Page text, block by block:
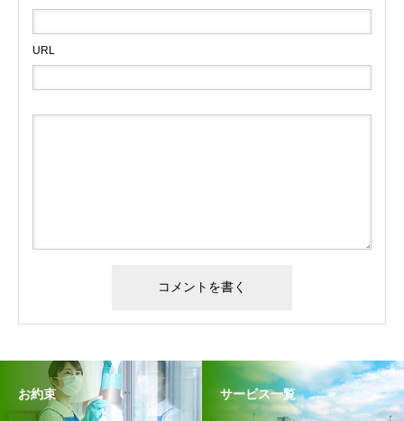
URL
お約束 サービス一覧